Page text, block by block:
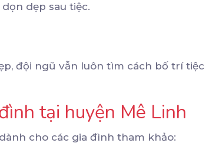
dẹp sau tiệc.
đội ngũ vẫn luôn tìm cách bố trí tiệc
tại huyện Mê Linh
cho các gia đình tham khảo: